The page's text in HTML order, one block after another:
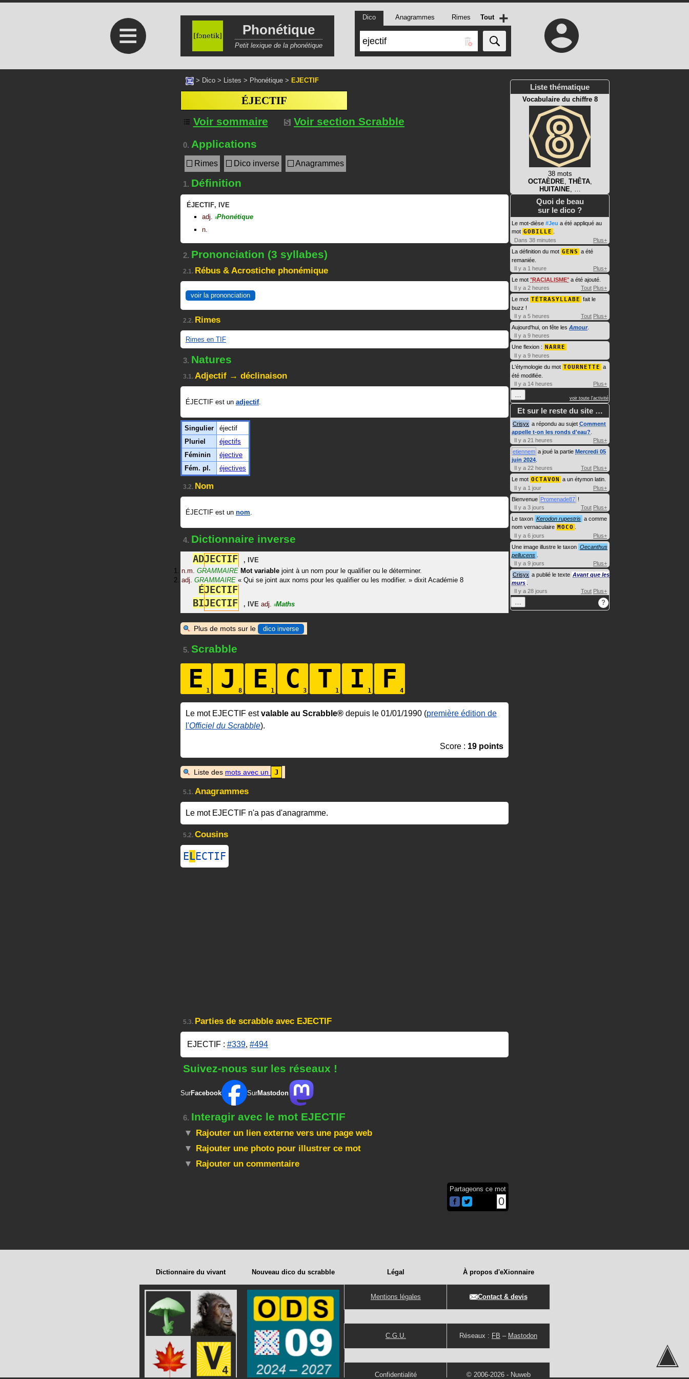
≡ Phonétique
Petit lexique de la phonétique
Dico Anagrammes Rimes Tout +
> Dico > Listes > Phonétique > EJECTIF
ÉJECTIF
Voir sommaire
Voir section Scrabble
0. Applications
Rimes Dico inverse Anagrammes
1. Définition
ÉJECTIF, IVE
adj. #Phonétique
n.
2. Prononciation (3 syllabes)
2.1. Rébus & Acrostiche phonémique
voir la prononciation
2.2. Rimes
Rimes en TIF
3. Natures
3.1. Adjectif → déclinaison
ÉJECTIF est un adjectif.
Singulier
éjectif
Pluriel
éjectifs
Féminin
éjective
Fém. pl.
éjectives
3.2. Nom
ÉJECTIF est un nom.
4. Dictionnaire inverse
ADJECTIF , IVE
n.m. GRAMMAIRE Mot variable joint à un nom pour le qualifier ou le déterminer.
adj. GRAMMAIRE « Qui se joint aux noms pour les qualifier ou les modifier. » dixit Académie 8
ÉJECTIF
BIJECTIF , IVE adj. #Maths
Plus de mots sur le dico inverse
5. Scrabble
E J E C T I F
Le mot EJECTIF estvalable au Scrabble® depuis le 01/01/1990 (première édition de
l'Officiel du Scrabble).
Score : 19 points
Liste des mots avec un J
5.1. Anagrammes
Le mot EJECTIF n'a pas d'anagramme.
5.2. Cousins
ELECTIF
5.3. Parties de scrabble avec EJECTIF
EJECTIF : #339, #494
Suivez-nous sur les réseaux !
SurFacebook SurMastodon
6. Interagir avec le mot EJECTIF
Rajouter un lien externe vers une page web
Rajouter une photo pour illustrer ce mot
Rajouter un commentaire
Partageons ce mot
0
Liste thématique
Vocabulaire du chiffre 8
38 mots
OCTAÈDRE, THÊTA,
HUITAINE, …
Quoi de beau
sur le dico ?
Le mot-dièse #Jeu a été appliqué au
mot GOBILLE
Dans 38 minutes
Plus+
La définition du mot GENS a été
remaniée.
Il y a 1 heure
Plus+
Le mot RACIALISME a été ajouté.
Il y a 2 heures
Tout Plus+
Le mot TÉTRASYLLABE fait le
buzz !
Il y a 5 heures
Tout Plus+
Aujourd'hui, on fête les Amour.
Il y a 9 heures
Une flexion : NARRE
Il y a 9 heures
L'étymologie du mot TOURNETTE a
été modifiée.
Il y a 14 heures
Plus+
… voir toute l'activité
Et sur le reste du site …
Crisyx a répondu au sujet Comment
appelle t-on les ronds d'eau?
Il y a 21 heures
Plus+
etiennem a joué la partie Mercredi 05
juin 2024
Il y a 22 heures
Tout Plus+
Le mot OCTAVON a un étymon latin.
Il y a 1 jour
Plus+
Bienvenue Promenade87 !
Il y a 3 jours
Tout Plus+
Le taxon Kerodon rupestris a comme
nom vernaculaire MOCO
Il y a 6 jours
Plus+
Une image illustre le taxon Oecanthus
pellucens
Il y a 9 jours
Plus+
Crisyx a publié le texte Avant que les
murs
Il y a 28 jours
Tout Plus+
… ?
Dictionnaire du vivant Nouveau dico du scrabble Légal
Mentions légales
C.G.U.
Confidentialité
À propos d'eXionnaire
Contact & devis
Réseaux : FB – Mastodon
© 2006-2026 - Nuweb